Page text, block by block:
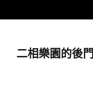
二相樂園的後門